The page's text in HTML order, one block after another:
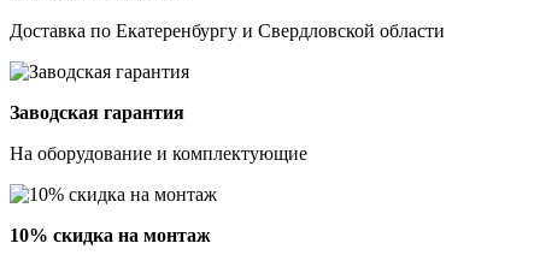
Доставка по Екатеренбургу и Свердловской области
Заводская гарантия
На оборудование и комплектующие
10% скидка на монтаж